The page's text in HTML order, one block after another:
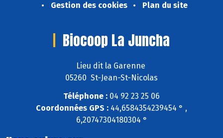
Gestion des cookies
Plan du site
Biocoop La Juncha
Lieu dit la Garenne
05260 St-Jean-St-Nicolas
Téléphone : 04 92 23 25 06
Coordonnées GPS : 44,6584354239454 ° ,
6,20747304180304 °